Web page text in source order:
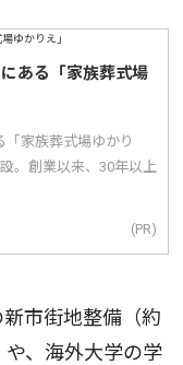
ある「家族葬式場
家族葬式場ゆかり
。創業以来、30年以上
(PR)
市街地整備（約
、海外大学の学